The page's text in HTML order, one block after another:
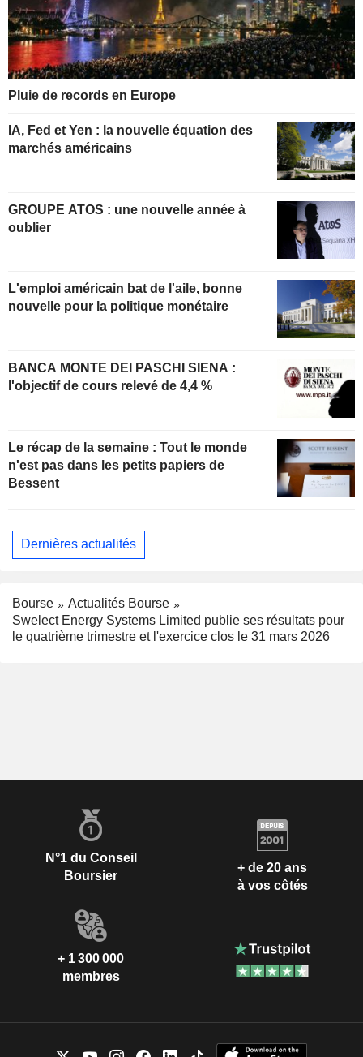
Pluie de records en Europe
IA, Fed et Yen : la nouvelle équation des
marchés américains
GROUPE ATOS : une nouvelle année à
oublier
L'emploi américain bat de l'aile, bonne
nouvelle pour la politique monétaire
BANCA MONTE DEI PASCHI SIENA :
l'objectif de cours relevé de 4,4 %
Le récap de la semaine : Tout le monde
n'est pas dans les petits papiers de
Bessent
Dernières actualités
Bourse
Actualités Bourse
Swelect Energy Systems Limited publie ses résultats pour
le quatrième trimestre et l'exercice clos le 31 mars 2026
N°1 du Conseil
Boursier
+ de 20 ans
à vos côtés
+ 1 300 000
membres